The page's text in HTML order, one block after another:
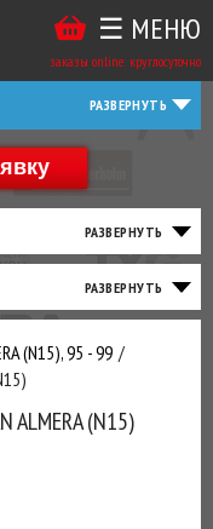
заказы online: круглосуточно
☰ МЕНЮ
(N15), 95 - 99
(N15)